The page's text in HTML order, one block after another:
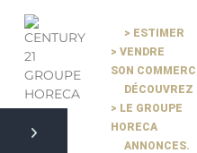
> ESTIMER
> VENDRE
SON
DÉCOUVREZ
> LE GROUPE
HORECA
ANNONCES.
Pause slide rotation
Resume slide rotation
Previous